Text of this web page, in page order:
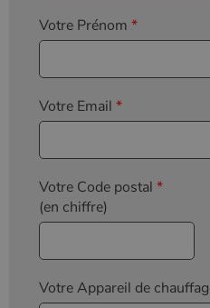
Votre Prénom *
Votre Email *
Votre Code postal *
(en chiffre)
Votre Appareil de